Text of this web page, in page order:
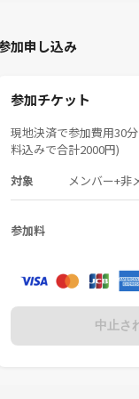
加申し込み
参加チケット
現地決済で参加費用30
料込みで合計2000円)
対象 メンバー+非
参加料
中止さ